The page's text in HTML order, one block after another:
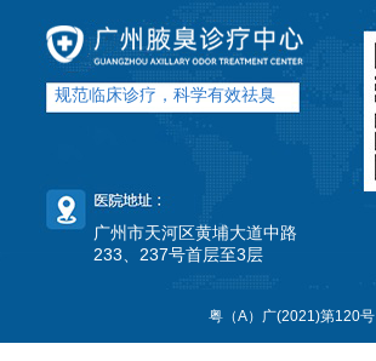
规范临床诊疗，科学有效祛臭
广州市天河区黄埔大道中路
233、237号首层至3层
粤（A）广(2021)第120号